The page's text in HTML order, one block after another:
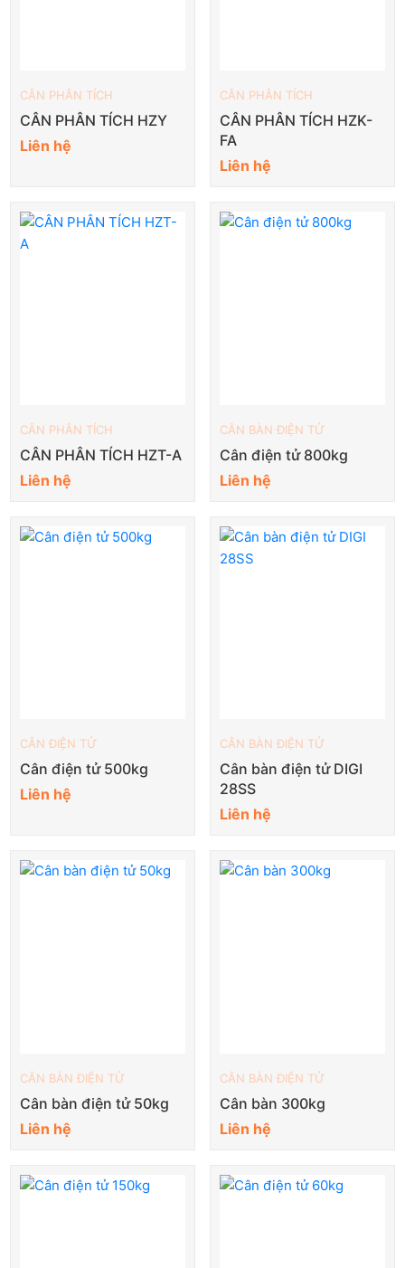
CÂN PHÂN TÍCH
CÂN PHÂN TÍCH HZY
Liên hệ
CÂN PHÂN TÍCH
CÂN PHÂN TÍCH HZK-
FA
Liên hệ
CÂN PHÂN TÍCH
CÂN PHÂN TÍCH HZT-A
Liên hệ
CÂN BÀN ĐIỆN TỬ
Cân điện tử 800kg
Liên hệ
CÂN ĐIỆN TỬ
Cân điện tử 500kg
Liên hệ
CÂN BÀN ĐIỆN TỬ
Cân bàn điện tử DIGI
28SS
Liên hệ
CÂN BÀN ĐIỆN TỬ
Cân bàn điện tử 50kg
Liên hệ
CÂN BÀN ĐIỆN TỬ
Cân bàn 300kg
Liên hệ